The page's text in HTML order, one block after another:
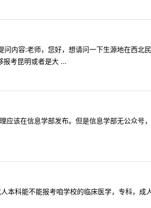
内容:老师，您好，想请问一下生源地在西北
报考昆明或者是大 ...
该在信息学部发布。但是信息学部无公众号，
科能不能报考咱学校的临床医学，专科，成